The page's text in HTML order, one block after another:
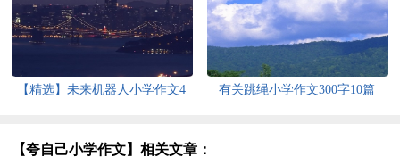
【精选】未来机器人小学作文4
有关跳绳小学作文300字10篇
【夸自己小学作文】相关文章：